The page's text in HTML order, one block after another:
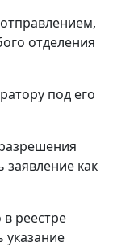
отделения
под его
заявление как
реестре